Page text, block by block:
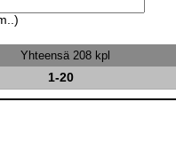
Yhteensä 208 kpl
1-20